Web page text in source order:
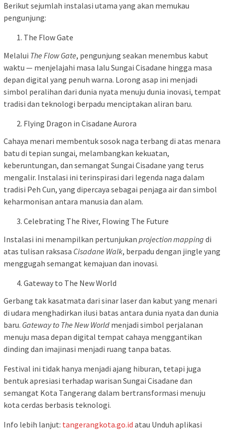
Berikut sejumlah instalasi utama yang akan memukau
pengunjung:
The Flow Gate
Melalui The Flow Gate, pengunjung seakan menembus kabut
waktu — menjelajahi masa lalu Sungai Cisadane hingga masa
depan digital yang penuh warna. Lorong asap ini menjadi
simbol peralihan dari dunia nyata menuju dunia inovasi, tempat
tradisi dan teknologi berpadu menciptakan aliran baru.
Flying Dragon in Cisadane Aurora
Cahaya menari membentuk sosok naga terbang di atas menara
batu di tepian sungai, melambangkan kekuatan,
keberuntungan, dan semangat Sungai Cisadane yang terus
mengalir. Instalasi ini terinspirasi dari legenda naga dalam
tradisi Peh Cun, yang dipercaya sebagai penjaga air dan simbol
keharmonisan antara manusia dan alam.
Celebrating The River, Flowing The Future
Instalasi ini menampilkan pertunjukan projection mapping di
atas tulisan raksasa Cisadane Walk, berpadu dengan jingle yang
menggugah semangat kemajuan dan inovasi.
Gateway to The New World
Gerbang tak kasatmata dari sinar laser dan kabut yang menari
di udara menghadirkan ilusi batas antara dunia nyata dan dunia
baru. Gateway to The New World menjadi simbol perjalanan
menuju masa depan digital tempat cahaya menggantikan
dinding dan imajinasi menjadi ruang tanpa batas.
Festival ini tidak hanya menjadi ajang hiburan, tetapi juga
bentuk apresiasi terhadap warisan Sungai Cisadane dan
semangat Kota Tangerang dalam bertransformasi menuju
kota cerdas berbasis teknologi.
Info lebih lanjut: tangerangkota.go.id atau Unduh aplikasi